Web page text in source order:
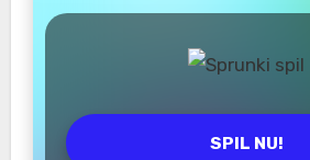
SPIL NU!